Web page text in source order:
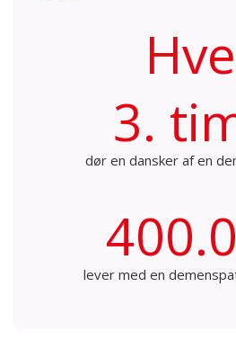
3.
dør en dansker af en
lever med en